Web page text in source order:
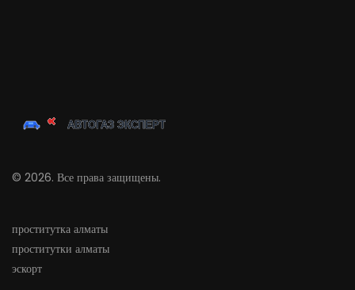
© 2026. Все права защищены.
проститутка алматы
проститутки алматы
эскорт